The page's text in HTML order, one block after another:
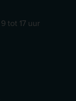
tot 17 uur